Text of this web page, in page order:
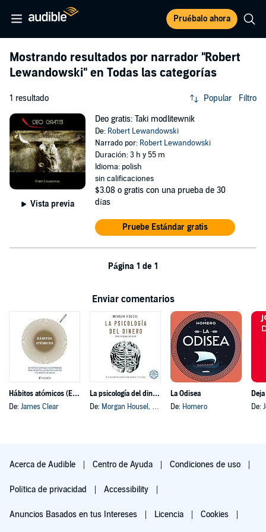
Pruébalo ahora
Mostrando resultados por narrador "Robert
Lewandowski" en Todas las categorías
1 resultado Popular Filtro
Vista previa
Deo gratis: Taki modlitewnik
De: Robert Lewandowski
Narrado por: Robert Lewandowski
Duración: 3 h y 55 m
Idioma: polish
sin calificaciones
$3.08 o gratis con una prueba de 30
días
Pruebe Estándar gratis
Página 1 de 1
Enviar comentarios
Hábitos atómicos (Español neutro)
De: James Clear
La psicología del dinero
De: Morgan Housel, y otros
La Odisea
De: Homero
De:
Acerca de Audible Centro de Ayuda Condiciones de uso
Política de privacidad Accessibility
Anuncios Basados en tus Intereses Licencia Cookies